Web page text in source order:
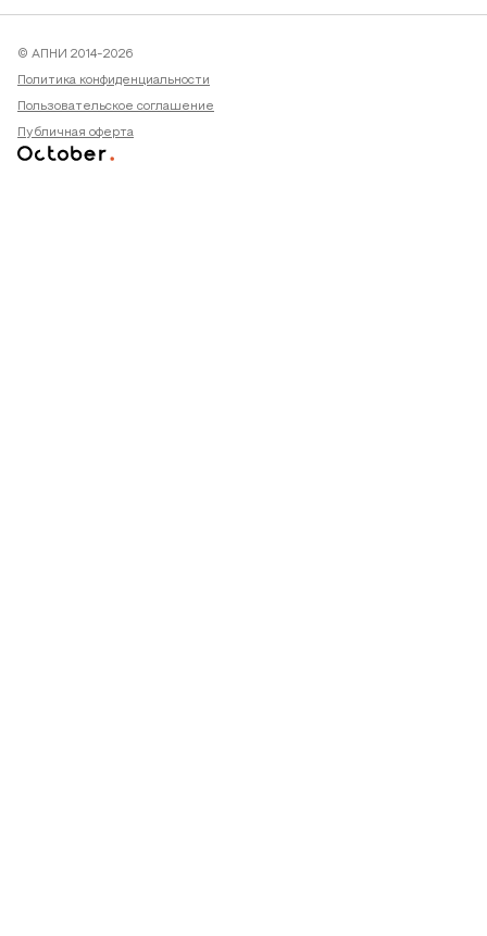
© АПНИ 2014-2026
Политика конфиденциальности
Пользовательское соглашение
Публичная оферта